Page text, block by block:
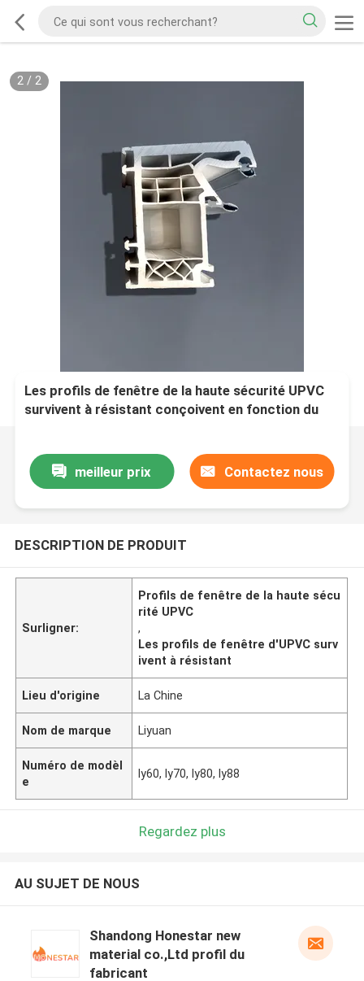
2/ 2
Les profils de fenêtre de la haute sécurité UPVC
survivent à résistant conçoivent en fonction du
meilleur prix Contactez nous
DESCRIPTION DE PRODUIT
Surligner:
Profils de fenêtre de la haute sécu
rité UPVC
,
Les profils de fenêtre d'UPVC surv
ivent à résistant
Lieu d'origine La Chine
Nom de marque Liyuan
Numéro de modèl
e
ly60, ly70, ly80, ly88
Regardez plus
AU SUJET DE NOUS
Shandong Honestar new
material co.,Ltd profil du
fabricant